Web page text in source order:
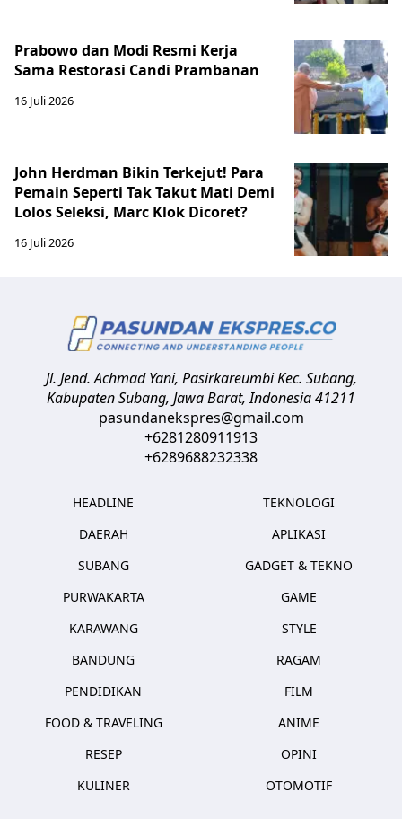
Prabowo dan Modi Resmi Kerja
Sama Restorasi Candi Prambanan
16 Juli 2026
John Herdman Bikin Terkejut! Para
Pemain Seperti Tak Takut Mati Demi
Lolos Seleksi, Marc Klok Dicoret?
16 Juli 2026
Jl. Jend. Achmad Yani, Pasirkareumbi Kec. Subang,
Kabupaten Subang, Jawa Barat,Indonesia41211
pasundanekspres@gmail.com
+6281280911913
+6289688232338
HEADLINE
DAERAH
SUBANG
PURWAKARTA
KARAWANG
BANDUNG
PENDIDIKAN
FOOD & TRAVELING
RESEP
KULINER
TEKNOLOGI
APLIKASI
GADGET & TEKNO
GAME
STYLE
RAGAM
FILM
ANIME
OPINI
OTOMOTIF